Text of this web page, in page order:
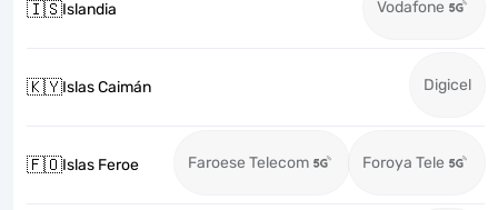
🇮🇸Islandia Vodafone
🇰🇾Islas Caimán Digicel
🇫🇴Islas Feroe Faroese Telecom Foroya Tele